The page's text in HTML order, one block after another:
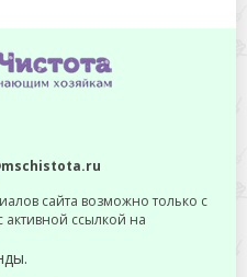
сайта возможно только с
ссылкой на